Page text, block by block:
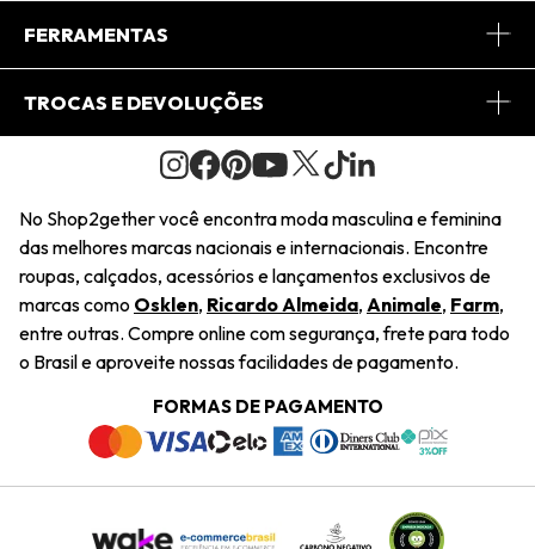
Journal
Saiu na Mídia
Sustentabilidade
Navegando
Termos e Condições
Trabalhe Conosco
Central de Relacionamento
Regulamento e Promoções
FERRAMENTAS
Minha Conta
Pedido de Presente
Wishlist
TROCAS E DEVOLUÇÕES
Condições Gerais
Troca Fácil
Restituição de Pagamento
Dúvidas Frequentes
Termos e Condições
Política de Privacidade
No Shop2gether você encontra moda masculina e feminina
das melhores marcas nacionais e internacionais. Encontre
roupas, calçados, acessórios e lançamentos exclusivos de
marcas como Osklen, Ricardo Almeida, Animale, Farm,
entre outras. Compre online com segurança, frete para todo
o Brasil e aproveite nossas facilidades de pagamento.
FORMAS DE PAGAMENTO